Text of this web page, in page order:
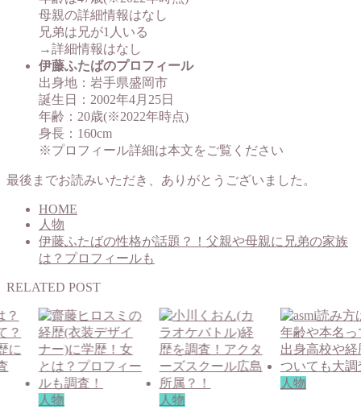
母親の詳細情報はなし
兄弟は兄が1人いる
→詳細情報はなし
伊藤ふたばのプロフィール
出身地：岩手県盛岡市
誕生日：2002年4月25日
年齢：20歳(※2022年時点)
身長：160cm
※プロフィール詳細は本文をご覧ください
最後までお読みいただき、ありがとうございました。
HOME
人物
伊藤ふたばの性格が話題？！父親や母親に兄弟の家族
は？プロフィールも
RELATED POST
人物 人物
人物